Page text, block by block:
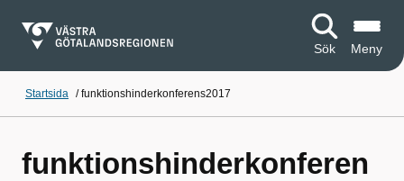
Sök Meny
Startsida /funktionshinderkonferens2017
funktionshinderkonferen